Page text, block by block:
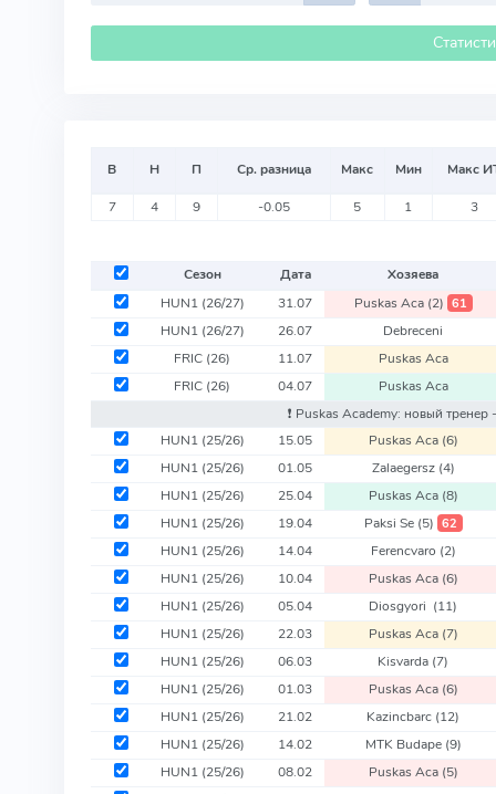
В Н П Ср. разница Макс Мин Макс
7 4 9 -0.05 5 1 3
Сезон Дата Хозяева
HUN1 (26/27) 31.07 Puskas Aca (2) 61
HUN1 (26/27) 26.07 Debreceni
FRIC (26) 11.07 Puskas Aca
FRIC (26) 04.07 Puskas Aca
❗️ Puskas Academy: новый тренер
HUN1 (25/26) 15.05 Puskas Aca (6)
HUN1 (25/26) 01.05 Zalaegersz (4)
HUN1 (25/26) 25.04 Puskas Aca (8)
HUN1 (25/26) 19.04 Paksi Se (5) 62
HUN1 (25/26) 14.04 Ferencvaro (2)
HUN1 (25/26) 10.04 Puskas Aca (6)
HUN1 (25/26) 05.04 Diosgyori (11)
HUN1 (25/26) 22.03 Puskas Aca (7)
HUN1 (25/26) 06.03 Kisvarda (7)
HUN1 (25/26) 01.03 Puskas Aca (6)
HUN1 (25/26) 21.02 Kazincbarc (12)
HUN1 (25/26) 14.02 MTK Budape (9)
HUN1 (25/26) 08.02 Puskas Aca (5)